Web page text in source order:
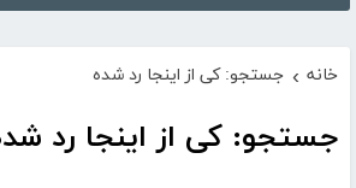
خانه › جستجو: کی از اینجا رد شده
جستجو: کی از اینجا رد